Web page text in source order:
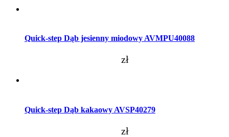
Quick-step Dąb jesienny miodowy AVMPU40088
zł
Quick-step Dąb kakaowy AVSP40279
zł